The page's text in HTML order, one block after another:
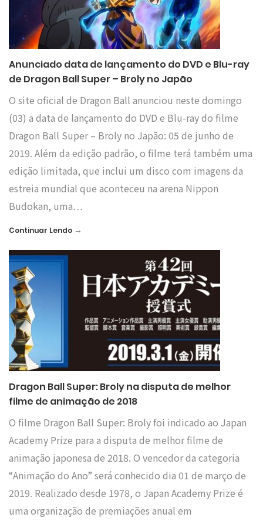
Anunciado data de lançamento do DVD e Blu-ray
de Dragon Ball Super – Broly no Japão
O site oficial de Dragon Ball anunciou neste domingo
(03) a data de lançamento do DVD e Blu-ray do filme
Dragon Ball Super – Broly no Japão: 05 de junho de
2019. Além da edição padrão, o filme terá também uma
edição limitada, que inclui um disco com imagens da
estreia mundial que aconteceu na arena Nippon
Budokan, uma…
Continuar Lendo →
Dragon Ball Super: Broly na disputa de melhor
filme de animação de 2018
O filme Dragon Ball Super: Broly foi indicado ao Japan
Academy Prize para a disputa de melhor filme de
animação japonesa de 2018. O vencedor da categoria
“Animação do Ano” será conhecido dia 01 de março de
2019. Realizado desde 1978, o Japan Academy Prize é
uma organização de premiações anual em